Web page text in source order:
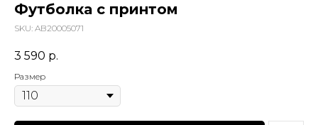
Футболка с принтом
SKU: AB20005071
3 590 р.
Размер